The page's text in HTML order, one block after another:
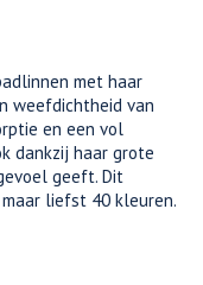
met haar
weefdichtheid van
en een vol
dankzij haar grote
geeft. Dit
liefst 40 kleuren.